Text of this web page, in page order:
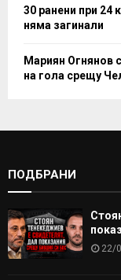
30 ранени при 24
няма загинали
Мариян Огнянов
на гола срещу
ПОДБРАНИ
22/